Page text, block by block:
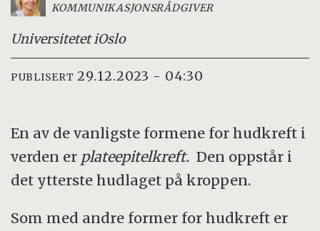
KOMMUNIKASJONSRÅDGIVER
Universitetet iOslo
PUBLISERT 29.12.2023 - 04:30
En av de vanligste formene for hudkreft i
verden er plateepitelkreft. Den oppstår i
det ytterste hudlaget på kroppen.
Som med andre former for hudkreft er